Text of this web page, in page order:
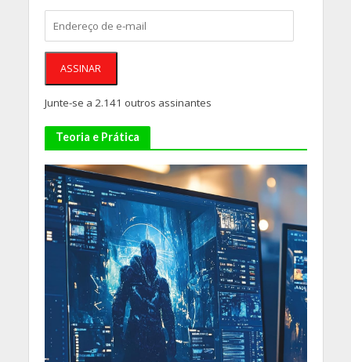
de
e-
ASSINAR
Junte-se a 2.141 outros assinantes
Teoria e Prática